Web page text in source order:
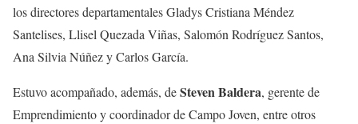
los directores departamentales Gladys Cristiana Méndez
Santelises, Llisel Quezada Viñas, Salomón Rodríguez Santos,
Ana Silvia Núñez y Carlos García.
Estuvo acompañado, además, deSteven Baldera, gerente de
Emprendimiento y coordinador de Campo Joven, entre otros